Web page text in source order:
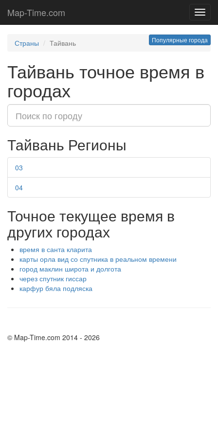
Map-Time.com
Популярные города
Страны Тайвань
Тайвань точное время в
городах
Тайвань Регионы
03
04
Точное текущее время в
других городах
время в санта кларита
карты орла вид со спутника в реальном времени
город маклин широта и долгота
через спутник гиссар
карфур бяла подляска
© Map-Time.com 2014 - 2026